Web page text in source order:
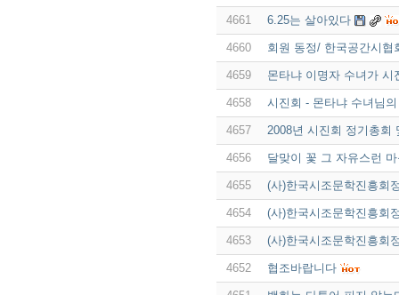
4661 6.25는 살아있다
4660 회원 동정/ 한국공간시
4659 몬타냐 이명자 수녀가 시
4658 시진회 - 몬타냐 수녀님
4657 2008년 시진회 정기총회
4656 달맞이 꽃 그 자유스런 마
4655 (사)한국시조문학진흥회
4654 (사)한국시조문학진흥회
4653 (사)한국시조문학진흥회
4652 협조바랍니다